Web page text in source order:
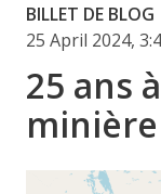
BILLET DE BLOG
25 April 2024,
25 ans
minière